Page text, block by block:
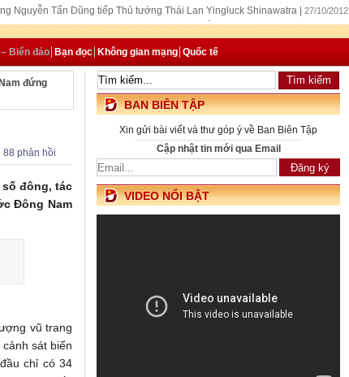
Nguyễn Tấn Dũng tiếp Thủ tướng Thái Lan Yingluck Shinawatra | 27/10/2012
ASEM 9: “Bạn bè vì hòa bình, Đối tác vì thịnh vượng” |27/10/2012
Thủ tướng Nguyễn Tấn Dũng tiếp ngài Michel Sapin |26/10/2012
Biển đảo Bạn đọc Không gian mạng Quốc tế
đứng
88 phản hồi
đông, tác
Đông Nam
vũ trang
sát biển
chỉ có 34
BAN BIÊN TẬP
Xin gửi bài viết và thư góp ý về Ban Biên Tập
Cập nhật tin mới qua Email
VIDEO NỔI BẬT